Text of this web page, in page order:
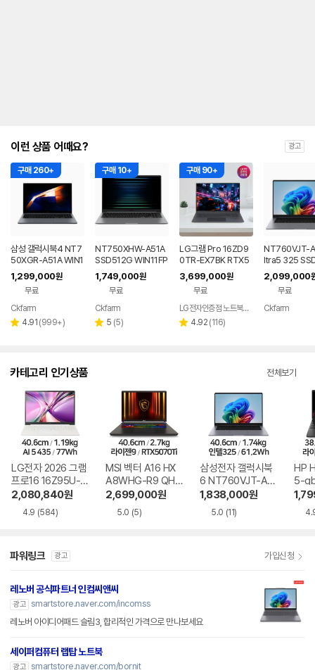
이런 상품 어때요? 광고
구매 260+
삼성 갤럭시북4 NT7
50XGR-A51A WIN1
1 FPP(버젼UP설치)
업무용 학생용 사무용
노트북 문스톤그레이
1,299,000원
무료
페이
Ckfarm
별 4.91 리
(999+)
구매 10+
NT750XHW-A51A
SSD512G WIN11FP
P(버젼UP설치) 삼성
전자 갤럭시북5 노트
1,749,000원
무료
Ckfarm
별 5 리
(5)
구매 90+
LG그램 Pro 16ZD9
0TR-EX7BK RTX5
050 32GB 디자인 노
트북
3,699,000원
무료
LG전자인증점 노트북랜드
별 4.92 리
(116)
NT760VJT-
ltra5 325
G WIN11
P설치) 삼성전
시북6 2026
품 노트북 그레
2,099,000
무료
Ckfarm
카테고리 인기상품 전체보기
LG전자 2026 그램
프로16 16Z95U-G
S5WK
2,080,840원
4.9 (584)
MSI 벡터 A16 HX
A8WHG-R9 QHD
+
2,699,000원
5.0 (5)
삼성전자 갤럭시북
6 NT760VJT-A51
A
1,838,000원
5.0 (11)
HP
5-
파워링크 광고 가입신청
레노버 공식파트너 인컴씨앤씨
광고 smartstore.naver.com/incomss
레노버 아이디어패드 슬림3, 합리적인 가격으로 만나보세요
세이퍼컴퓨터 랩탑 노트북
광고 smartstore.naver.com/bornit